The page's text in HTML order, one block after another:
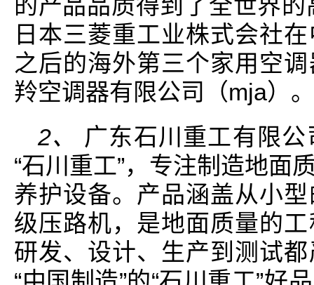
的产品品质得到了全世界
日本三菱重工业株式会社
之后的海外第三个家用空
羚空调器有限公司（mja）。
2、
广东石川重工有限
“石川重工”，专注制造地面
养护设备。产品涵盖从小
级压路机，是地面质量的
研发、设计、生产到测试